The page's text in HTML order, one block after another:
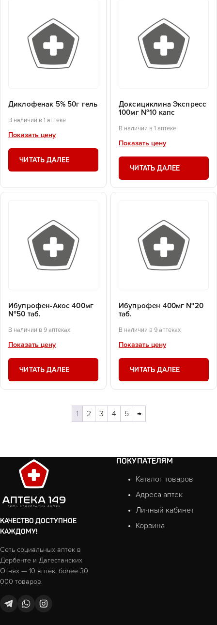
Диклофенак 5% 50г гель
В наличии в 1 аптеке
Показать цену
ЧИТАТЬ ДАЛЕЕ
Доксициклина Экспресс
100мг №10 капс
В наличии в 1 аптеке
Показать цену
ЧИТАТЬ ДАЛЕЕ
Ибупрофен-Акос 400мг
№50 таб.
В наличии в 9 аптеках
Показать цену
ЧИТАТЬ ДАЛЕЕ
Ибупрофен 400мг №20
таб.
В наличии в 9 аптеках
Показать цену
ЧИТАТЬ ДАЛЕЕ
1 2 3 4 5 →
КАЧЕСТВО ДОСТУПНОЕ
КАЖДОМУ!
Сеть социальных аптек в
Дербенте и Дагестанских
Огнях — 10 аптек, более 30
000 товаров.
ПОКУПАТЕЛЯМ
Каталог товаров
Адреса аптек
Личный кабинет
Корзина